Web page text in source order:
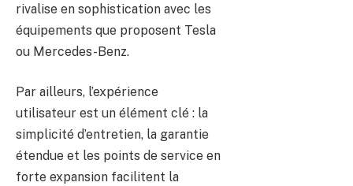
rivalise en sophistication avec les
équipements que proposent Tesla
ou Mercedes-Benz.
Par ailleurs, l’expérience
utilisateur est un élément clé : la
simplicité d’entretien, la garantie
étendue et les points de service en
forte expansion facilitent la